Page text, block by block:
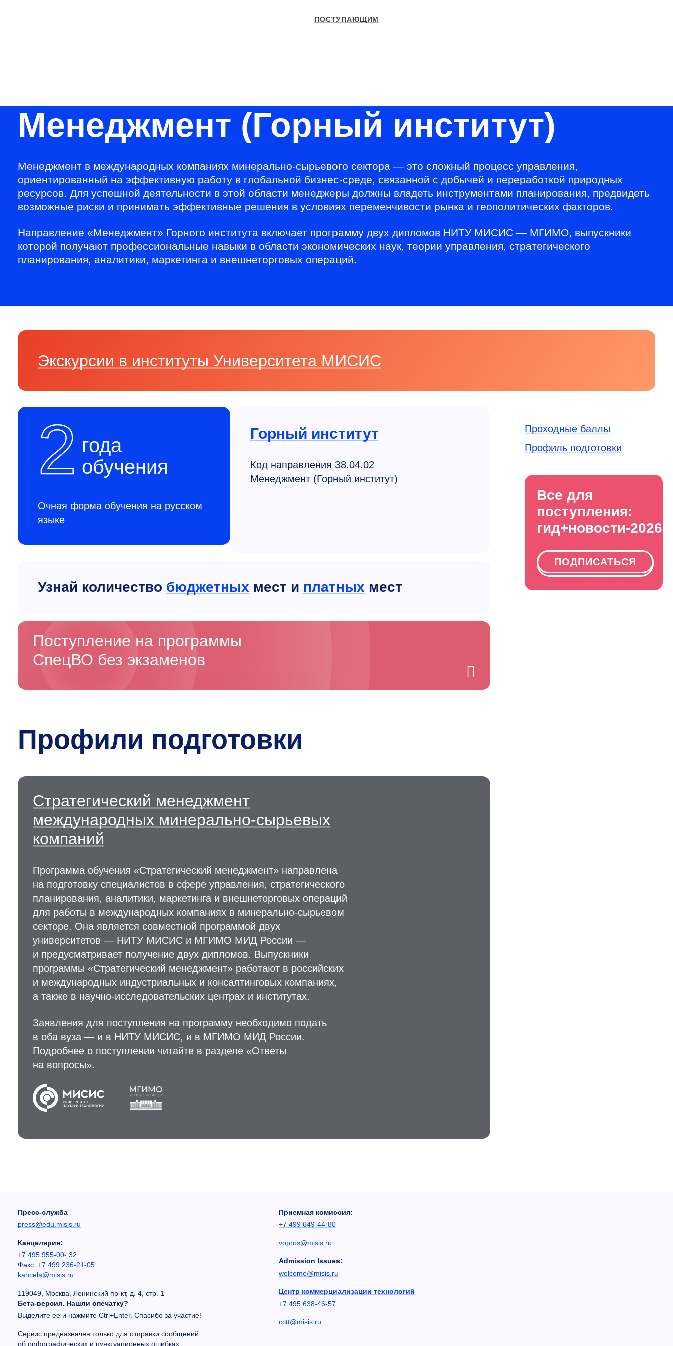
ПОСТУПАЮЩИМ
Менеджмент (Горный институт)
Менеджмент в международных компаниях минерально-сырьевого сектора — это сложный процесс управления,
ориентированный на эффективную работу в глобальной бизнес-среде, связанной с добычей и переработкой природных
ресурсов. Для успешной деятельности в этой области менеджеры должны владеть инструментами планирования, предвидеть
возможные риски и принимать эффективные решения в условиях переменчивости рынка и геополитических факторов.
Направление «Менеджмент» Горного института включает программу двух дипломов НИТУ МИСИС — МГИМО, выпускники
которой получают профессиональные навыки в области экономических наук, теории управления, стратегического
планирования, аналитики, маркетинга и внешнеторговых операций.
Экскурсии в институты Университета МИСИС
Проходные баллы
Профиль подготовки
Все для
поступления:
гид+новости-2026
ПОДПИСАТЬСЯ
2 года
обучения
Очная форма обучения на русском
языке
Горный институт
Код направления 38.04.02
Менеджмент (Горный институт)
Узнай количество бюджетных мест и платных мест
Поступление на программы
СпецВО без экзаменов
Профили подготовки
Стратегический менеджмент
международных минерально-сырьевых
компаний
Программа обучения «Стратегический менеджмент» направлена
на подготовку специалистов в сфере управления, стратегического
планирования, аналитики, маркетинга и внешнеторговых операций
для работы в международных компаниях в минерально-сырьевом
секторе. Она является совместной программой двух
университетов — НИТУ МИСИС и МГИМО МИД России —
и предусматривает получение двух дипломов. Выпускники
программы «Стратегический менеджмент» работают в российских
и международных индустриальных и консалтинговых компаниях,
а также в научно-исследовательских центрах и институтах.
Заявления для поступления на программу необходимо подать
в оба вуза — и в НИТУ МИСИС, и в МГИМО МИД России.
Подробнее о поступлении читайте в разделе «Ответы
на вопросы».
Пресс-служба
press@edu.misis.ru
Канцелярия:
+7 495 955-00- 32
Факс: +7 499 236-21-05
kancela@misis.ru
119049, Москва, Ленинский пр-кт, д. 4, стр. 1
Бета-версия. Нашли опечатку?
Выделите ее и нажмите Ctrl+Enter. Спасибо за участие!
Сервис предназначен только для отправки сообщений
об орфографических и пунктуационных ошибках.
Приемная комиссия:
+7 499 649-44-80
vopros@misis.ru
Admission Issues:
welcome@misis.ru
Центр коммерциализации технологий
+7 495 638-46-57
cctt@misis.ru